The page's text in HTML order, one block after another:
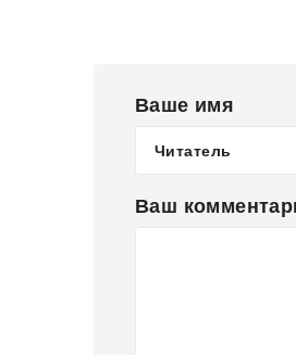
Ваше имя
Ваш